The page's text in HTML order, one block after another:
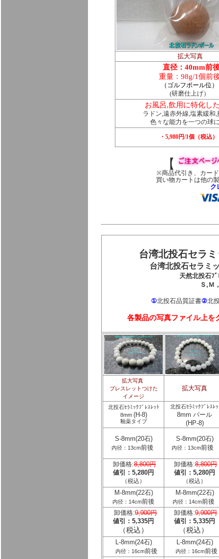
拡大写真
直径：40mm前
重量：98g/1個前
（ゴルフボール位）
(研磨仕上げ）
お風呂,飲用に特化し
ラドン,遠赤外線,塩素緩和,
色々な能力を一つの球
・5,980円/1個（税込）
【
※商品代引き、カー
買い物カートは他の
ク
台湾北投石セラ
台湾北投石セラミ
天然北投石ﾌ
Ｓ,Ｍ
①北投石品質証書②北
各製品の写真ファイル上を
拡大写真
ブレスレットつけた
イメージ
拡大写真
北投石ｾﾗﾐｯｸﾌﾞﾚｽﾚｯﾄ
8mm (H-8)
釉薬タイプ
北投石ｾﾗﾐｯｸﾌﾞﾚｽﾚ
8mm パール
(HP-8)
S-8mm(20石)
内径：13cm前後
S-8mm(20石)
内径：13cm前後
卸価格:8,800円
値引：5,280円
（税込）
卸価格:8,800円
値引：5,280円
（税込）
M-8mm(22石)
内径：14cm前後
M-8mm(22石)
内径：14cm前後
卸価格:9,900円
値引：5,335円
（税込）
卸価格:9,900円
値引：5,335円
（税込）
L-8mm(24石)
内径：16cm前後
L-8mm(24石)
内径：16cm前後